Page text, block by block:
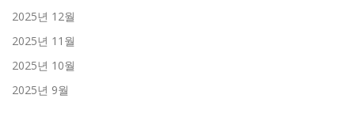
2025년 12월
2025년 11월
2025년 10월
2025년 9월